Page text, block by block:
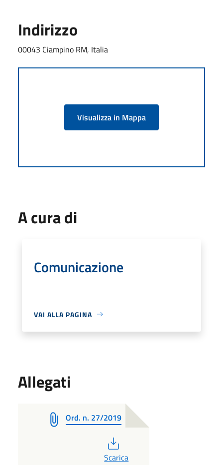
Indirizzo
00043 Ciampino RM, Italia
Visualizza in Mappa
A cura di
Comunicazione
VAI ALLA PAGINA
Allegati
Ord. n. 27/2019
PDF
Scarica